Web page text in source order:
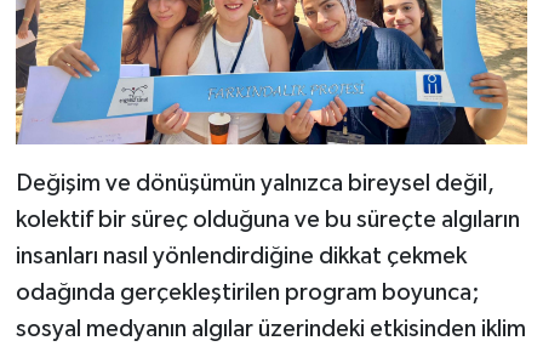
Değişim ve dönüşümün yalnızca bireysel değil,
kolektif bir süreç olduğuna ve bu süreçte algıların
insanları nasıl yönlendirdiğine dikkat çekmek
odağında gerçekleştirilen program boyunca;
sosyal medyanın algılar üzerindeki etkisinden iklim